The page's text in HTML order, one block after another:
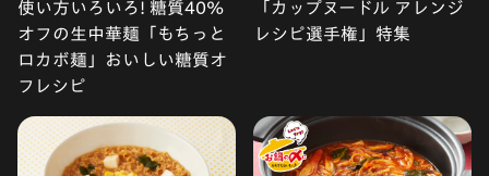
使い方いろいろ! 糖質40%
オフの生中華麺「もちっと
ロカボ麺」おいしい糖質オ
フレシピ
「カップヌードル アレンジ
レシピ選手権」特集